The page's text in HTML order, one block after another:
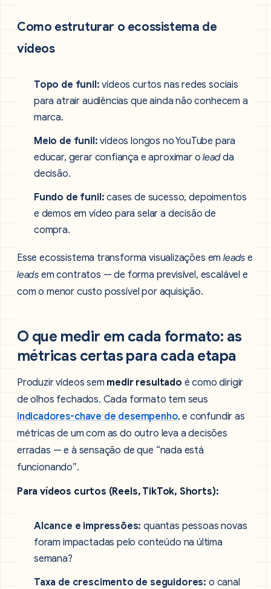
Como estruturar o ecossistema de
vídeos
Topo de funil: vídeos curtos nas redes sociais
para atrair audiências que ainda não conhecem a
marca.
Meio de funil: vídeos longos no YouTube para
educar, gerar confiança e aproximar oleadda
decisão.
Fundo de funil: cases de sucesso, depoimentos
e demos em vídeo para selar a decisão de
compra.
Esse ecossistema transforma visualizações em leadse
leads em contratos — de forma previsível, escalável e
com o menor custo possível por aquisição.
O que medir em cada formato: as
métricas certas para cada etapa
Produzir vídeos sem medir resultado é como dirigir
de olhos fechados. Cada formato tem seus
indicadores-chave de desempenho, e confundir as
métricas de um com as do outro leva a decisões
erradas — e à sensação de que “nada está
funcionando”.
Para vídeos curtos (Reels, TikTok, Shorts):
Alcance e impressões: quantas pessoas novas
foram impactadas pelo conteúdo na última
semana?
Taxa de crescimento de seguidores: o canal